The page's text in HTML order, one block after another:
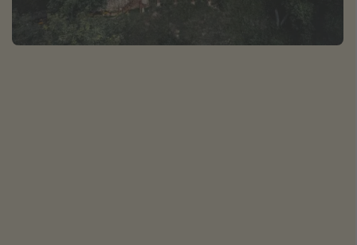
Normandie Urlaub
Goa Urlaub